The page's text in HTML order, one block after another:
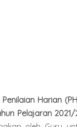
Harian
Pelajaran